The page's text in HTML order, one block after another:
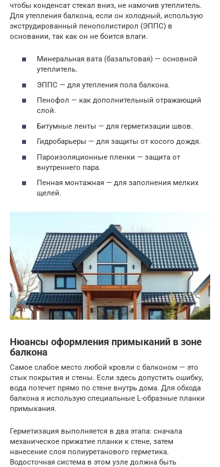
чтобы конденсат стекал вниз, не намочив утеплитель.
Для утепления балкона, если он холодный, использую
экструдированный пенополистирол (ЭППС) в
основании, так как он не боится влаги.
Минеральная вата (базальтовая) — основной
утеплитель.
ЭППС — для утепления пола балкона.
Пенофол — как дополнительный отражающий
слой.
Битумные ленты — для герметизации швов.
Гидробарьеры — для защиты от косого дождя.
Пароизоляционные пленки — защита от
внутреннего пара.
Пенная монтажная — для заполнения мелких
щелей.
Нюансы оформления примыканий в зоне
балкона
Самое слабое место любой кровли с балконом — это
стык покрытия и стены. Если здесь допустить ошибку,
вода потечет прямо по стене внутрь дома. Для обхода
балкона я использую специальные L-образные планки
примыкания.
Герметизация выполняется в два этапа: сначала
механическое прижатие планки к стене, затем
нанесение слоя полиуретанового герметика.
Водосточная система в этом узле должна быть